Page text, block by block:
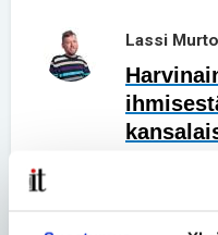
Lassi Murto